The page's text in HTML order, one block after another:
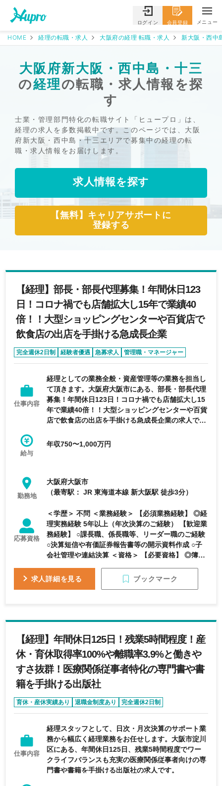
ログイン 会員登録 メニュー
HOME 経理の転職・求人 大阪府の経理 転職・求人 新大阪・西中
大阪府新大阪・西中島・十三
の経理の転職・求人情報を探
す
士業・管理部門特化の転職サイト「ヒュープロ」は、
経理の求人を多数掲載中です。このページでは、大阪
府新大阪・西中島・十三エリアで募集中の経理の転
職・求人情報をお届けします。
求人情報を探す
【無料】キャリアサポートに
登録する
【経理】部長・部長代理募集！年間休日123
日！コロナ禍でも店舗拡大し15年で業績40
倍！！大型ショッピングセンターや百貨店で
飲食店の出店を手掛ける急成長企業
完全週休2日制 経験者優遇 急募求人
管理職・マネージャー
オンライン面接あり
仕事内容
経理としての業務全般・資産管理等の業務を担当し
て頂きます。大阪府大阪市にある、部長・部長代理
募集！年間休日123日！コロナ禍でも店舗拡大し15
年で業績40倍！！大型ショッピングセンターや百貨
店で飲食店の出店を手掛ける急成長企業の求人で
給与
年収750〜1,000万円
勤務地
大阪府大阪市
（最寄駅： JR 東海道本線 新大阪駅 徒歩3分）
応募資格
＜学歴＞ 不問 ＜業務経験＞ 【必須業務経験】 ◎経
理実務経験 5年以上（年次決算のご経験） 【歓迎業
務経験】 ○課長職、係長職等、リーダー職のご経験
○決算短信や有価証券報告書等の開示資料作成 ○子
会社管理や連結決算 ＜資格＞ 【必要資格】 ◎簿記
求人詳細を見る
ブックマーク
【経理】年間休日125日！残業5時間程度！産
休・育休取得率100%や離職率3.9%と働きや
すさ抜群！医療関係従事者特化の専門書や書
籍を手掛ける出版社
育休・産休実績あり 退職金制度あり
完全週休2日制
年間休日120日以上
転勤なし
仕事内容
経理スタッフとして、日次・月次決算のサポート業
務から幅広く経理業務をお任せします。大阪市淀川
区にある、年間休日125日、残業5時間程度でワー
クライフバランスも充実の医療関係従事者向けの専
門書や書籍を手掛ける出版社の求人です。